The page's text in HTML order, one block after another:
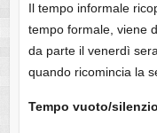
Il tempo informale
tempo formale, viene
da parte il venerdì
quando ricomincia la
Tempo vuoto/